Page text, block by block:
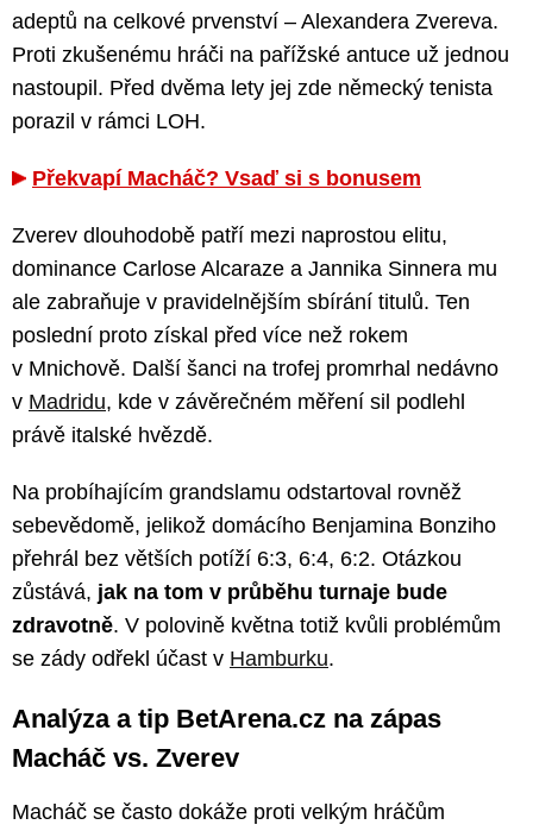
adeptů na celkové prvenství – Alexandera Zvereva.
Proti zkušenému hráči na pařížské antuce už jednou
nastoupil. Před dvěma lety jej zde německý tenista
porazil v rámci LOH.
Překvapí Macháč? Vsaď si s bonusem
Zverev dlouhodobě patří mezi naprostou elitu,
dominance Carlose Alcaraze a Jannika Sinnera mu
ale zabraňuje v pravidelnějším sbírání titulů. Ten
poslední proto získal před více než rokem
v Mnichově. Další šanci na trofej promrhal nedávno
v Madridu, kde v závěrečném měření sil podlehl
právě italské hvězdě.
Na probíhajícím grandslamu odstartoval rovněž
sebevědomě, jelikož domácího Benjamina Bonziho
přehrál bez větších potíží 6:3, 6:4, 6:2. Otázkou
zůstává, jak na tom v průběhu turnaje bude
zdravotně. V polovině května totiž kvůli problémům
se zády odřekl účast v Hamburku.
Analýza a tip BetArena.cz na zápas
Macháč vs. Zverev
Macháč se často dokáže proti velkým hráčům